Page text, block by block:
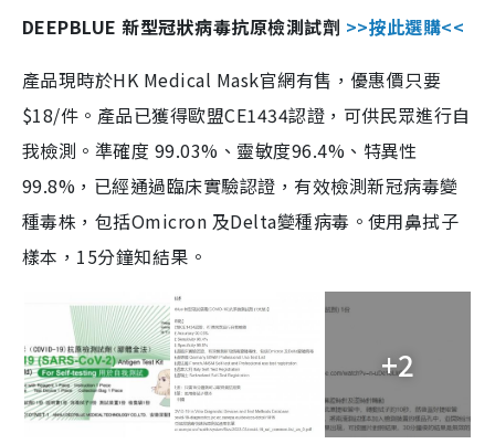
DEEPBLUE 新型冠狀病毒抗原檢測試劑 >>按此選購<<
產品現時於HK Medical Mask官網有售，優惠價只要
$18/件。產品已獲得歐盟CE1434認證，可供民眾進行自
我檢測。準確度 99.03%、靈敏度96.4%、特異性
99.8%，已經通過臨床實驗認證，有效檢測新冠病毒變
種毒株，包括Omicron 及Delta變種病毒。使用鼻拭子
樣本，15分鐘知結果。
+2